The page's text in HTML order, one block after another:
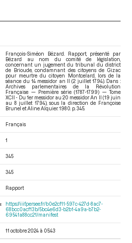
messidor au 20 messidor An II (19 juin au 8 juillet
François-Siméon Bézard. Rapport, présenté par
Bézard au nom du comité de législation,
concernant un jugement du tribunal du district
de Brioude, condamnant des citoyens de Gizac
pour meurtre du citoyen Montcelard, lors de la
séance du 14 messidor an II (2 juillet 1794). Dans :
Archives parlementaires de la Révolution
Française — Première série (1787-1799) — Tome
XCII - Du 1er messidor au 20 messidor An II (19 juin
au 8 juillet 1794), sous la direction de Françoise
Brunel et Aline Alquier. 1980. p. 345.
Français
1
345
345
Rapport
https://iiif.persee.fr/b0e2cf11-597c-427d-8ac7-
68bcc0acf13b/5bc4e6d3-b2b1-4a9a-b7b2-
69541a88cc21/manifest
11 octobre 2024 à 05:43